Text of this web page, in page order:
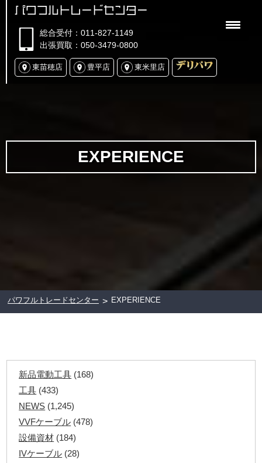
パワフルトレードセンター
総合受付：011-827-1149
出張買取：050-3479-0800
東苗穂店 豊平店 東米里店
EXPERIENCE
パワフルトレードセンター > EXPERIENCE
新品電動工具 (168)
工具 (433)
NEWS (1,245)
VVFケーブル (478)
設備資材 (184)
IVケーブル (28)